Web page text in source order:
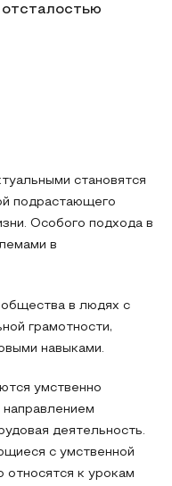
становятся
подрастающего
Особого подхода в
в
в людях с
грамотности,
навыками.
умственно
деятельность.
с умственной
относятся к урокам